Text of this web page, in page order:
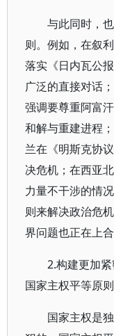
与此同时，
则。例如，在叙
落实《日内瓦公
广泛的直接对话
强调要尊重阿富
和解与重建进程
兰在《明斯克协
决危机；在西亚
力量不干涉的情
则来解决政治危
界问题也正在上
2.构建更加
国家主权平等原则
国家主权是